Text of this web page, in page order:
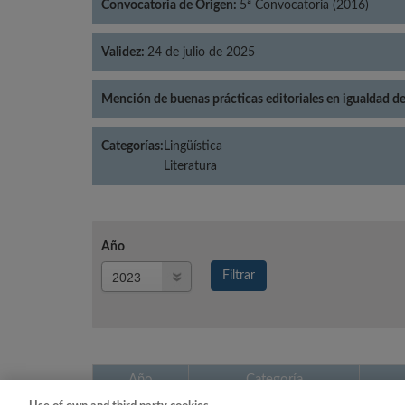
Convocatoria de Origen: 5ª Convocatoria (2016)
Validez: 24 de julio de 2025
Mención de buenas prácticas editoriales en igualdad
Categorías: Lingüística
Literatura
Año
Filtrar
Año Categoría